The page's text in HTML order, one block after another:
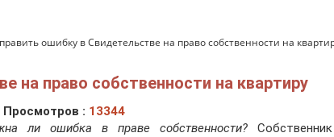
ошибку в Свидетельстве на право собственности на
на право собственности на квартиру
Просмотров : 13344
ли ошибка в праве собственности? Собственник